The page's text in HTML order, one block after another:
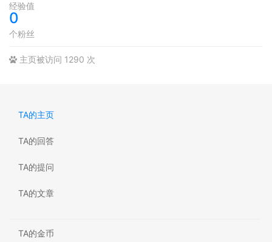
经验值
0
个粉丝
主页被访问 1290 次
TA的主页
TA的回答
TA的提问
TA的文章
TA的金币